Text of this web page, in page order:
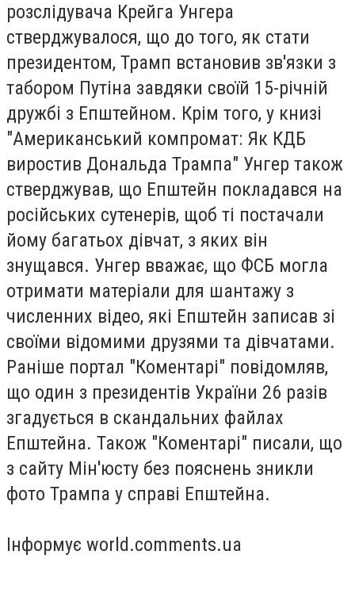
розслідувача Крейга Унгера
стверджувалося, що до того, як стати
президентом, Трамп встановив зв'язки з
табором Путіна завдяки своїй 15-річній
дружбі з Епштейном. Крім того, у книзі
"Американський компромат: Як КДБ
виростив Дональда Трампа" Унгер також
стверджував, що Епштейн покладався на
російських сутенерів, щоб ті постачали
йому багатьох дівчат, з яких він
знущався. Унгер вважає, що ФСБ могла
отримати матеріали для шантажу з
численних відео, які Епштейн записав зі
своїми відомими друзями та дівчатами.
Раніше портал "Коментарі" повідомляв,
що один з президентів України 26 разів
згадується в скандальних файлах
Епштейна. Також "Коментарі" писали, що
з сайту Мін'юсту без пояснень зникли
фото Трампа у справі Епштейна.
Інформує world.comments.ua